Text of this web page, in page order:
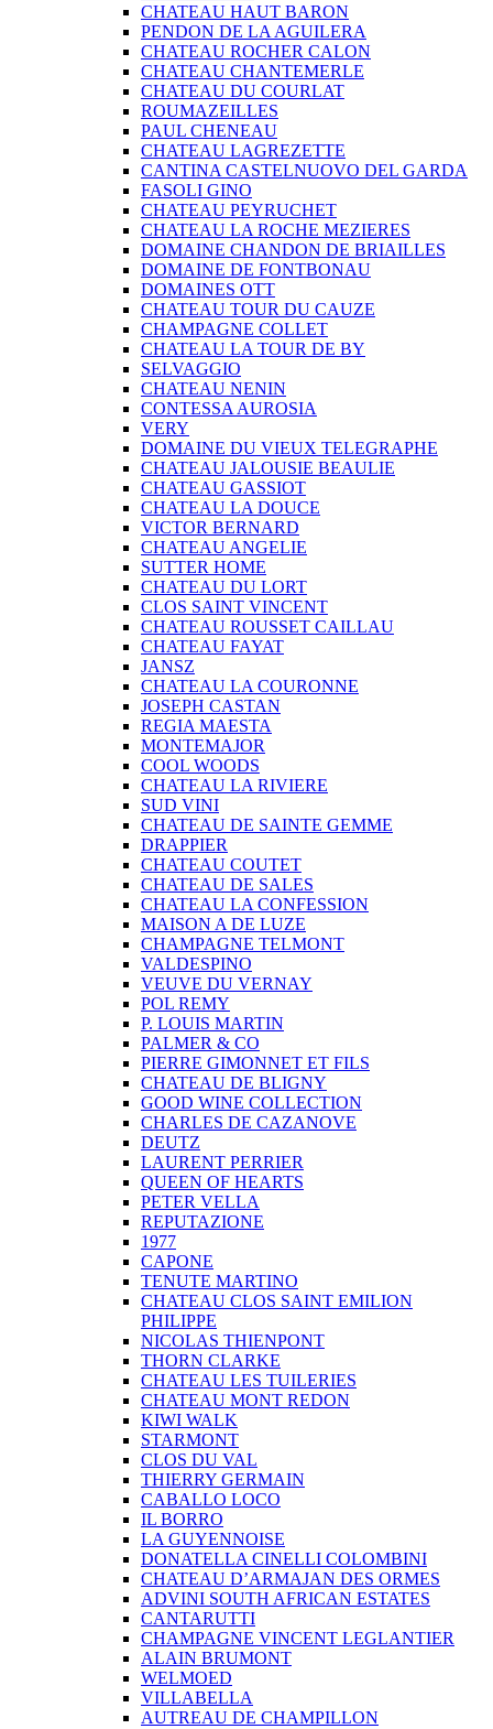
CHATEAU HAUT BARON
PENDON DE LA AGUILERA
CHATEAU ROCHER CALON
CHATEAU CHANTEMERLE
CHATEAU DU COURLAT
ROUMAZEILLES
PAUL CHENEAU
CHATEAU LAGREZETTE
CANTINA CASTELNUOVO DEL GARDA
FASOLI GINO
CHATEAU PEYRUCHET
CHATEAU LA ROCHE MEZIERES
DOMAINE CHANDON DE BRIAILLES
DOMAINE DE FONTBONAU
DOMAINES OTT
CHATEAU TOUR DU CAUZE
CHAMPAGNE COLLET
CHATEAU LA TOUR DE BY
SELVAGGIO
CHATEAU NENIN
CONTESSA AUROSIA
VERY
DOMAINE DU VIEUX TELEGRAPHE
CHATEAU JALOUSIE BEAULIE
CHATEAU GASSIOT
CHATEAU LA DOUCE
VICTOR BERNARD
CHATEAU ANGELIE
SUTTER HOME
CHATEAU DU LORT
CLOS SAINT VINCENT
CHATEAU ROUSSET CAILLAU
CHATEAU FAYAT
JANSZ
CHATEAU LA COURONNE
JOSEPH CASTAN
REGIA MAESTA
MONTEMAJOR
COOL WOODS
CHATEAU LA RIVIERE
SUD VINI
CHATEAU DE SAINTE GEMME
DRAPPIER
CHATEAU COUTET
CHATEAU DE SALES
CHATEAU LA CONFESSION
MAISON A DE LUZE
CHAMPAGNE TELMONT
VALDESPINO
VEUVE DU VERNAY
POL REMY
P. LOUIS MARTIN
PALMER & CO
PIERRE GIMONNET ET FILS
CHATEAU DE BLIGNY
GOOD WINE COLLECTION
CHARLES DE CAZANOVE
DEUTZ
LAURENT PERRIER
QUEEN OF HEARTS
PETER VELLA
REPUTAZIONE
1977
CAPONE
TENUTE MARTINO
CHATEAU CLOS SAINT EMILION
PHILIPPE
NICOLAS THIENPONT
THORN CLARKE
CHATEAU LES TUILERIES
CHATEAU MONT REDON
KIWI WALK
STARMONT
CLOS DU VAL
THIERRY GERMAIN
CABALLO LOCO
IL BORRO
LA GUYENNOISE
DONATELLA CINELLI COLOMBINI
CHATEAU D’ARMAJAN DES ORMES
ADVINI SOUTH AFRICAN ESTATES
CANTARUTTI
CHAMPAGNE VINCENT LEGLANTIER
ALAIN BRUMONT
WELMOED
VILLABELLA
AUTREAU DE CHAMPILLON